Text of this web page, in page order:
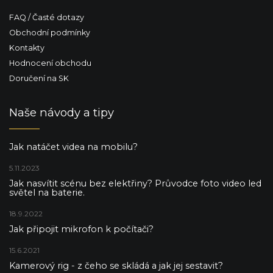
FAQ / Časté dotazy
Obchodní podmínky
Kontakty
Hodnocení obchodu
Doručení na SK
Naše návody a tipy
Jak natáčet videa na mobilu?
5.11.2023
Jak nasvítit scénu bez elektřiny? Průvodce foto video led
světel na baterie.
18.9.2022
Jak připojit mikrofon k počítači?
15.6.2021
Kamerový rig - z čeho se skládá a jak jej sestavit?